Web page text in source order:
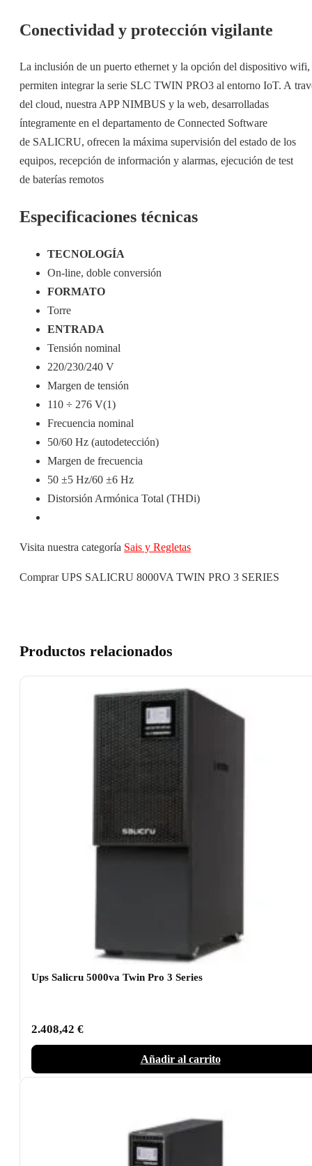
Conectividad y protección vigilante
La inclusión de un puerto ethernet y la opción del dispositivo wifi,
permiten integrar la serie SLC TWIN PRO3 al entorno IoT. A
del cloud, nuestra APP NIMBUS y la web, desarrolladas
íntegramente en el departamento de Connected Software
de SALICRU, ofrecen la máxima supervisión del estado de los
equipos, recepción de información y alarmas, ejecución de test
de baterías remotos
Especificaciones técnicas
TECNOLOGÍA
On-line, doble conversión
FORMATO
Torre
ENTRADA
Tensión nominal
220/230/240 V
Margen de tensión
110 ÷ 276 V(1)
Frecuencia nominal
50/60 Hz (autodetección)
Margen de frecuencia
50 ±5 Hz/60 ±6 Hz
Distorsión Armónica Total (THDi)
Visita nuestra categoría Sais y Regletas
Comprar UPS SALICRU 8000VA TWIN PRO 3 SERIES
Productos relacionados
Ups Salicru 5000va Twin Pro 3 Series
2.408,42 €
Añadir al carrito